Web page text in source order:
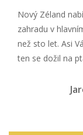
Nový Zéland
zahradu v
než sto let. Asi
ten se dožil na